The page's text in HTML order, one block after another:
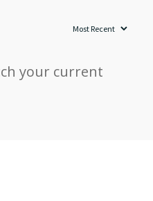
your current